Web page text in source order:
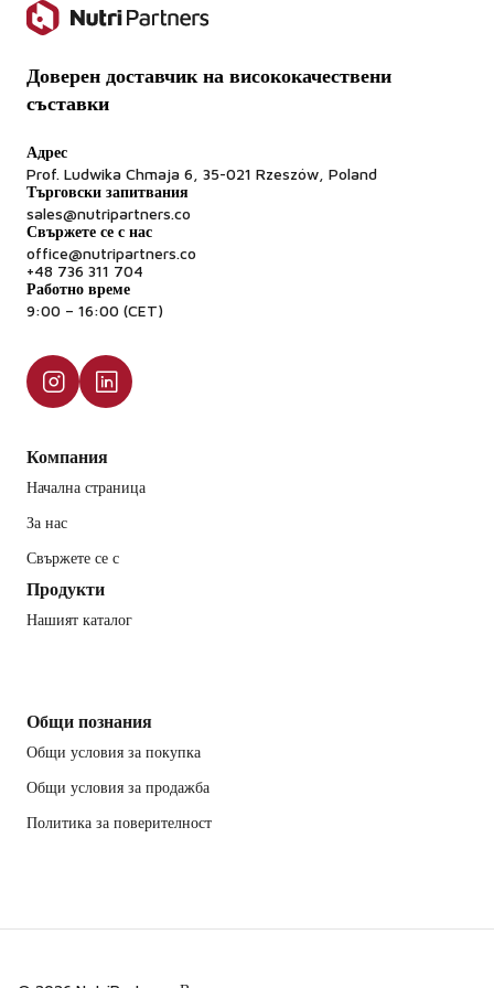
Доверен доставчик на висококачествени
съставки
Адрес
Prof. Ludwika Chmaja 6, 35-021 Rzeszów, Poland
Търговски запитвания
sales@nutripartners.co
Свържете се с нас
office@nutripartners.co
+48 736 311 704
Работно време
9:00 – 16:00 (CET)
Компания
Начална страница
За нас
Свържете се с
Продукти
Нашият каталог
Общи познания
Общи условия за покупка
Общи условия за продажба
Политика за поверителност